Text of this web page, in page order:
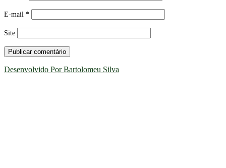
E-mail *
Site
Desenvolvido Por Bartolomeu Silva